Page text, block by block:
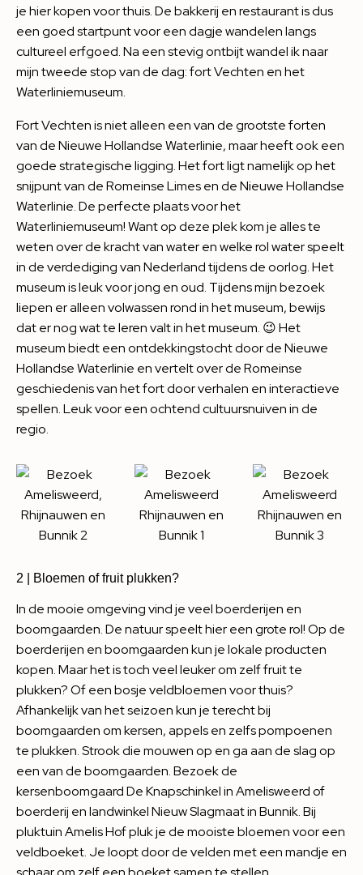
je hier kopen voor thuis. De bakkerij en restaurant is dus
een goed startpunt voor een dagje wandelen langs
cultureel erfgoed. Na een stevig ontbijt wandel ik naar
mijn tweede stop van de dag: fort Vechten en het
Waterliniemuseum.
Fort Vechten is niet alleen een van de grootste forten
van de Nieuwe Hollandse Waterlinie, maar heeft ook een
goede strategische ligging. Het fort ligt namelijk op het
snijpunt van de Romeinse Limes en de Nieuwe Hollandse
Waterlinie. De perfecte plaats voor het
Waterliniemuseum! Want op deze plek kom je alles te
weten over de kracht van water en welke rol water speelt
in de verdediging van Nederland tijdens de oorlog. Het
museum is leuk voor jong en oud. Tijdens mijn bezoek
liepen er alleen volwassen rond in het museum, bewijs
dat er nog wat te leren valt in het museum. 😉 Het
museum biedt een ontdekkingstocht door de Nieuwe
Hollandse Waterlinie en vertelt over de Romeinse
geschiedenis van het fort door verhalen en interactieve
spellen. Leuk voor een ochtend cultuursnuiven in de
regio.
2 | Bloemen of fruit plukken?
In de mooie omgeving vind je veel boerderijen en
boomgaarden. De natuur speelt hier een grote rol! Op de
boerderijen en boomgaarden kun je lokale producten
kopen. Maar het is toch veel leuker om zelf fruit te
plukken? Of een bosje veldbloemen voor thuis?
Afhankelijk van het seizoen kun je terecht bij
boomgaarden om kersen, appels en zelfs pompoenen
te plukken. Strook die mouwen op en ga aan de slag op
een van de boomgaarden. Bezoek de
kersenboomgaard De Knapschinkel in Amelisweerd of
boerderij en landwinkel Nieuw Slagmaat in Bunnik. Bij
pluktuin Amelis Hof pluk je de mooiste bloemen voor een
veldboeket. Je loopt door de velden met een mandje en